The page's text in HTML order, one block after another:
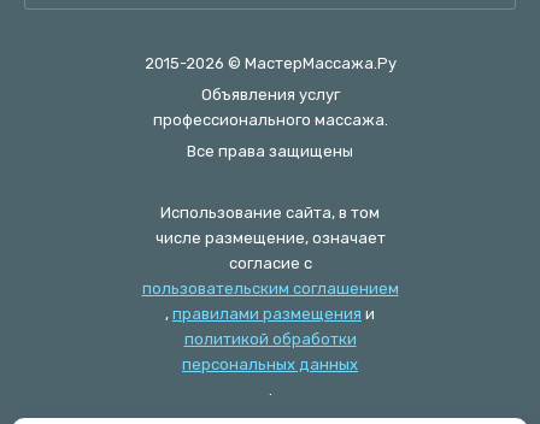
2015-2026 © МастерМассажа.Ру
Объявления услуг
профессионального массажа.
Все права защищены
Использование сайта, в том
числе размещение, означает
согласие с
пользовательским соглашением
, правилами размещения и
политикой обработки
персональных данных
.